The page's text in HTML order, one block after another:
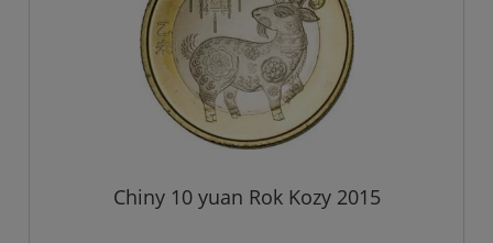
Chiny 10 yuan Rok Kozy 2015